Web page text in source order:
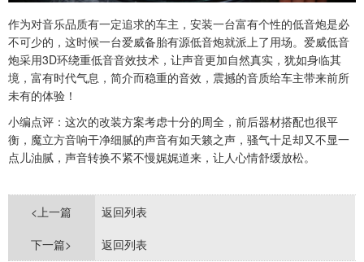
作为对音乐品质有一定追求的车主，安装一台富有个性的低音炮是必
不可少的，这时候一台爱威备胎有源低音炮就派上了用场。爱威低音
炮采用3D环绕重低音音效技术，让声音更加自然真实，犹如身临其
境，富有时代气息，简介而稳重的音效，震撼的音质给车主带来前所
未有的体验！
小编点评：这次的改装方案考虑十分的周全，前后器材搭配也很平
衡，魔立方音响干净细腻的声音有如天籁之声，骚气十足却又不显一
点儿油腻，声音转换不紧不慢娓娓道来，让人心情舒缓放松。
<上一篇
返回列表
下一篇>
返回列表